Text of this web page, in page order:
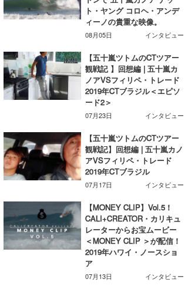
ト・ヤング コロヘ・アンデ
ィーノの貴重な映像。
08月05日 インタビュー
【五十嵐ツトムのCTツアー
観戦記 】回想編 | 五十嵐カ
ノアVSフィリペ・トレード
2019年CTブラジル＜エピソ
ード2＞
07月23日 インタビュー
【五十嵐ツトムのCTツアー
観戦記】回想編 | 五十嵐カノ
アVSフィリペ・トレード
2019年CTブラジル
07月17日 インタビュー
【MONEY CLIP】Vol.5！
CALI+CREATOR・カリキュ
レーターからお宝ムービー
＜MONEY CLIP ＞が配信！
2019年ハワイ・ノースショ
ア
07月13日 インタビュー
米山予報士
予報士 hiro.
banpaku
chappy
Romisea